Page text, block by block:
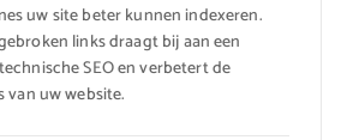
uw site beter kunnen indexeren.
links draagt bij aan een
SEO en verbetert de
van uw website.